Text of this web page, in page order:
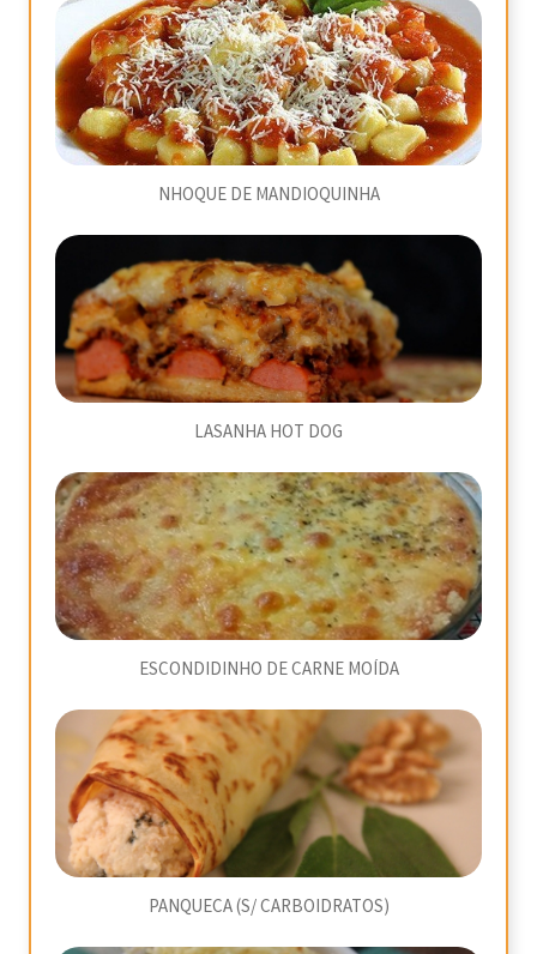
NHOQUE DE MANDIOQUINHA
LASANHA HOT DOG
ESCONDIDINHO DE CARNE MOÍDA
PANQUECA (S/ CARBOIDRATOS)